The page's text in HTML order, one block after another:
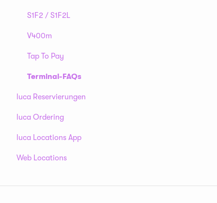
S1F2 / S1F2L
V400m
Tap To Pay
Terminal-FAQs
luca Reservierungen
luca Ordering
luca Locations App
Web Locations